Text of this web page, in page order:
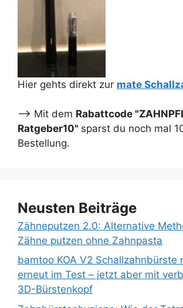
Hier gehts direkt zur mate
--> Mit dem Rabattcode
Ratgeber10" sparst du noch mal
Bestellung.
Neusten Beiträge
Zähneputzen 2.0: Alternative
Zähne putzen ohne Zahnpasta
bamtoo KOA V2 Schallzahnbürste
erneut im Test – jetzt aber mit
3D-Bürstenkopf